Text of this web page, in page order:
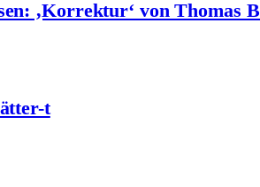
‚Korrektur‘ von Thomas
t